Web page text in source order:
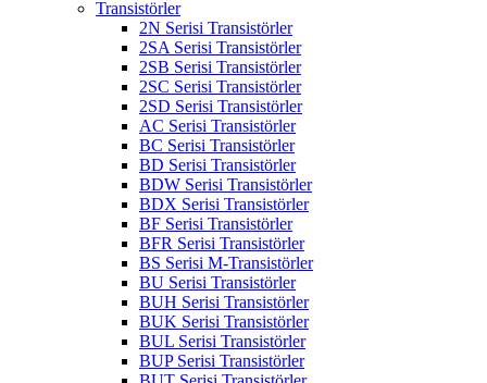
Transistörler
2N Serisi Transistörler
2SA Serisi Transistörler
2SB Serisi Transistörler
2SC Serisi Transistörler
2SD Serisi Transistörler
AC Serisi Transistörler
BC Serisi Transistörler
BD Serisi Transistörler
BDW Serisi Transistörler
BDX Serisi Transistörler
BF Serisi Transistörler
BFR Serisi Transistörler
BS Serisi M-Transistörler
BU Serisi Transistörler
BUH Serisi Transistörler
BUK Serisi Transistörler
BUL Serisi Transistörler
BUP Serisi Transistörler